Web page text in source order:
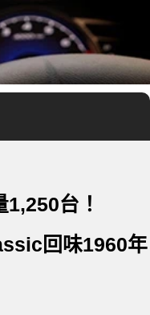
台！
回味1960年